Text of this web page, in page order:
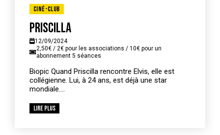
Ciné-Club
Priscilla
12/09/2024
2,50€ / 2€ pour les associations / 10€ pour un
abonnement 5 séances
Biopic Quand Priscilla rencontre Elvis, elle est
collégienne. Lui, à 24 ans, est déjà une star
mondiale....
Lire plus